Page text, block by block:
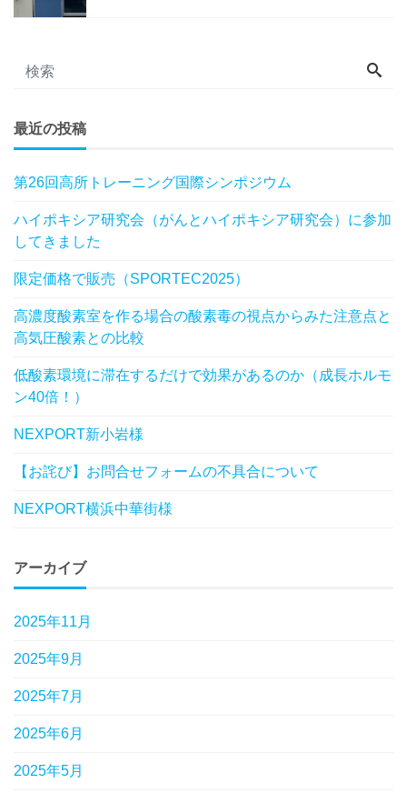
最近の投稿
第26回高所トレーニング国際シンポジウム
ハイポキシア研究会（がんとハイポキシア研究会）に参加
してきました
限定価格で販売（SPORTEC2025）
高濃度酸素室を作る場合の酸素毒の視点からみた注意点と
高気圧酸素との比較
低酸素環境に滞在するだけで効果があるのか（成長ホルモ
ン40倍！）
NEXPORT新小岩様
【お詫び】お問合せフォームの不具合について
NEXPORT横浜中華街様
アーカイブ
2025年11月
2025年9月
2025年7月
2025年6月
2025年5月